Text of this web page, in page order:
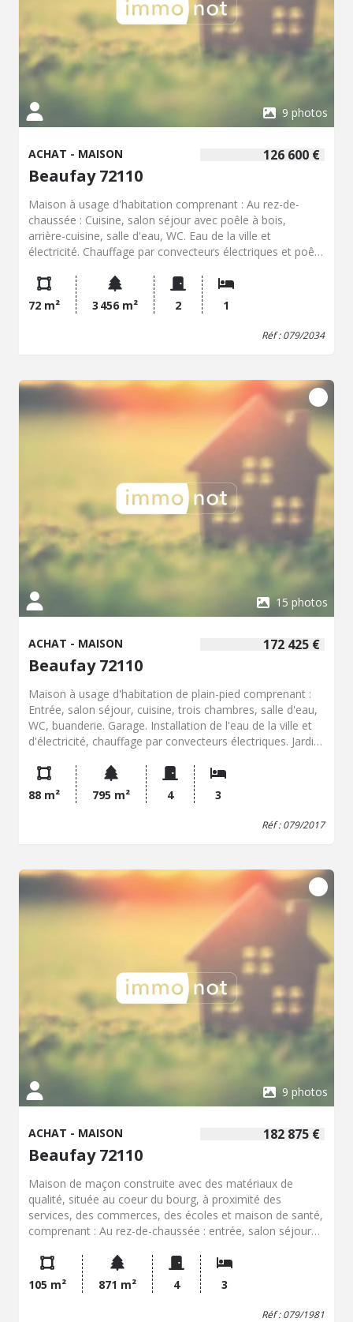
9 photos
126 600 €
ACHAT - MAISON
Beaufay 72110
Maison à usage d'habitation comprenant : Au rez-de-
chaussée : Cuisine, salon séjour avec poêle à bois,
arrière-cuisine, salle d'eau, WC. Eau de la ville et
électricité. Chauffage par convecteurs électriques et poêle
divisée en deux. Dépendance. Cave. Puits. Plan d'eau. Le
tout sur un terrain pour 34a 56ca.
72 m² 3 456 m² 2 1
Réf : 079/2034
15 photos
172 425 €
ACHAT - MAISON
Beaufay 72110
Maison à usage d'habitation de plain-pied comprenant :
Entrée, salon séjour, cuisine, trois chambres, salle d'eau,
WC, buanderie. Garage. Installation de l'eau de la ville et
d'électricité, chauffage par convecteurs électriques. Jardin.
88 m² 795 m² 4 3
Réf : 079/2017
9 photos
182 875 €
ACHAT - MAISON
Beaufay 72110
Maison de maçon construite avec des matériaux de
qualité, située au coeur du bourg, à proximité des
services, des commerces, des écoles et maison de santé,
comprenant : Au rez-de-chaussée : entrée, salon séjour
Au 1er étage : une chambre. Sous-sol sous toute la
maison : Garage, chaufferie, cave, lingerie et buanderie.
Grenier desservi par un escalier pouvant être aménagé.
Eau de la ville et électricité, chauffage central au fuel.
105 m² 871 m² 4 3
Réf : 079/1981